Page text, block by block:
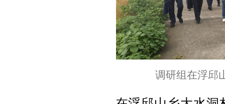
调研组在浮邱